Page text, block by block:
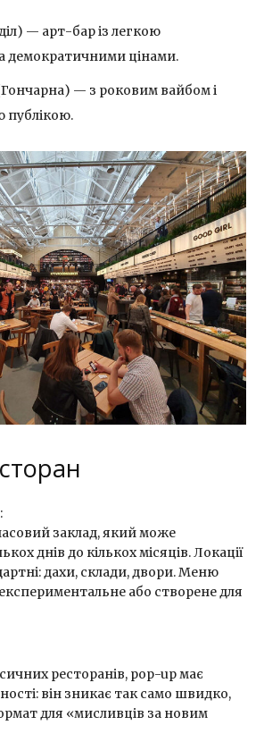
— арт-бар із легкою
демократичними цінами.
— з роковим вайбом і
:
заклад, який може
днів до кількох місяців. Локації
дахи, склади, двори. Меню
або створене для
ресторанів, pop-up має
він зникає так само швидко,
для «мисливців за новим